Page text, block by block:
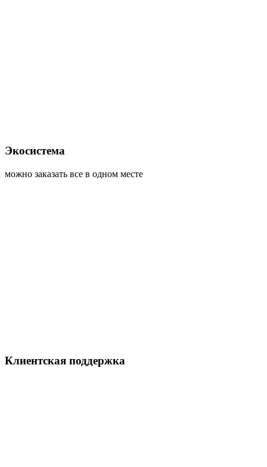
Экосистема
можно заказать все в одном месте
Клиентская поддержка